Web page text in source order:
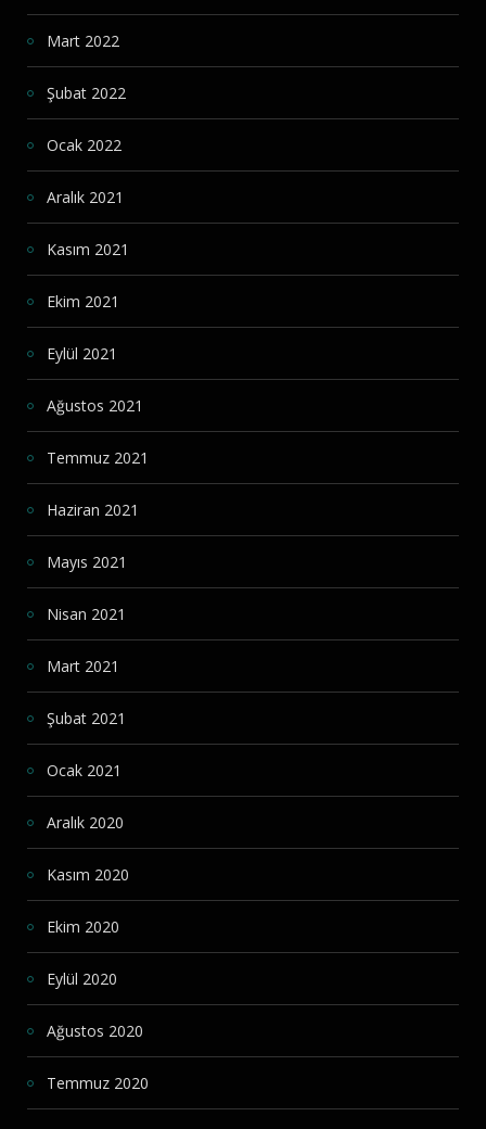
Mart 2022
Şubat 2022
Ocak 2022
Aralık 2021
Kasım 2021
Ekim 2021
Eylül 2021
Ağustos 2021
Temmuz 2021
Haziran 2021
Mayıs 2021
Nisan 2021
Mart 2021
Şubat 2021
Ocak 2021
Aralık 2020
Kasım 2020
Ekim 2020
Eylül 2020
Ağustos 2020
Temmuz 2020